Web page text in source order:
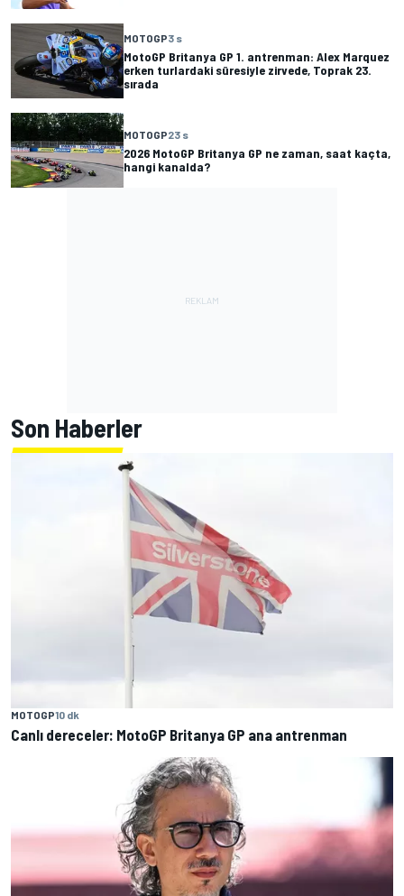
MOTOGP3 s
MotoGP Britanya GP 1. antrenman: Alex Marquez
erken turlardaki süresiyle zirvede, Toprak 23.
sırada
MOTOGP23 s
2026 MotoGP Britanya GP ne zaman, saat kaçta,
hangi kanalda?
Son Haberler
MOTOGP10 dk
Canlı dereceler: MotoGP Britanya GP ana antrenman